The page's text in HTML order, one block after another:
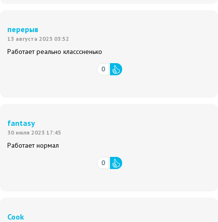
перерыв
13 августа 2023 03:52
Работает реально класссненько
0
fantasy
30 июля 2023 17:45
Работает нормал
0
Cook